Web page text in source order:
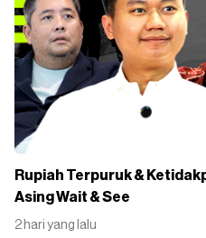
Rupiah Terpuruk &
Asing Wait & See
2 hari yang lalu